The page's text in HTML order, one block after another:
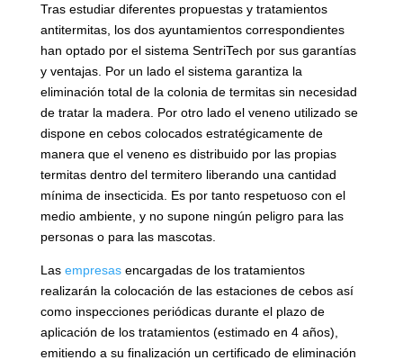
Tras estudiar diferentes propuestas y tratamientos
antitermitas, los dos ayuntamientos correspondientes
han optado por el sistema SentriTech por sus garantías
y ventajas. Por un lado el sistema garantiza la
eliminación total de la colonia de termitas sin necesidad
de tratar la madera. Por otro lado el veneno utilizado se
dispone en cebos colocados estratégicamente de
manera que el veneno es distribuido por las propias
termitas dentro del termitero liberando una cantidad
mínima de insecticida. Es por tanto respetuoso con el
medio ambiente, y no supone ningún peligro para las
personas o para las mascotas.
Las empresasencargadas de los tratamientos
realizarán la colocación de las estaciones de cebos así
como inspecciones periódicas durante el plazo de
aplicación de los tratamientos (estimado en 4 años),
emitiendo a su finalización un certificado de eliminación